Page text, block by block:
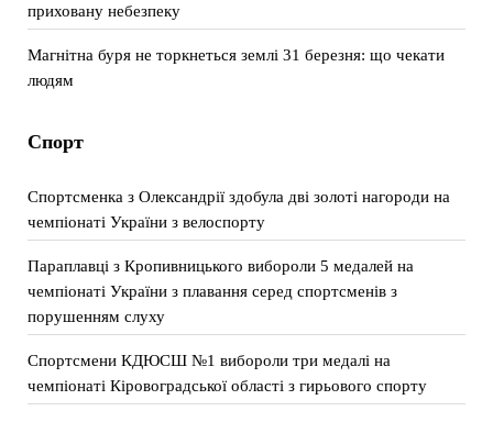
приховану небезпеку
Магнітна буря не торкнеться землі 31 березня: що чекати
людям
Спорт
Спортсменка з Олександрії здобула дві золоті нагороди на
чемпіонаті України з велоспорту
Параплавці з Кропивницького вибороли 5 медалей на
чемпіонаті України з плавання серед спортсменів з
порушенням слуху
Спортсмени КДЮСШ №1 вибороли три медалі на
чемпіонаті Кіровоградської області з гирьового спорту